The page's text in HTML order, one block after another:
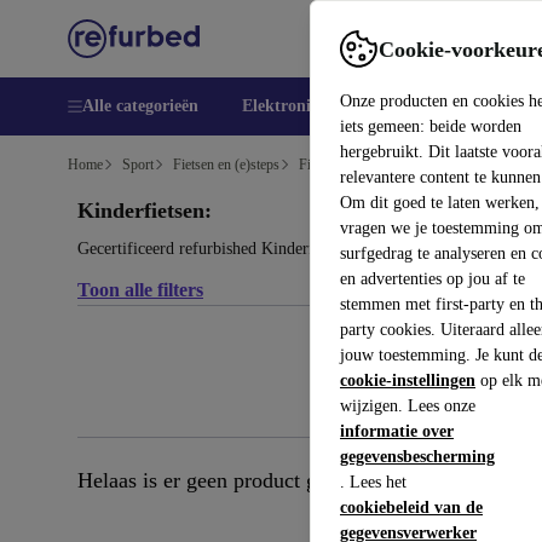
Cookie-
Onze producten en cookies
iets gemeen: beide worden
hergebruikt. Dit laatste
relevantere content te
Om dit goed te laten werken,
vragen we je toestemming
surfgedrag te analyseren en
en advertenties op jou af te
stemmen met first-party en
party cookies. Uiteraard
jouw toestemming. Je kunt
cookie-instellingen op elk
wijzigen. Lees onze
informatie over
gegevensbescherming
. Lees het
cookiebeleid van de
gegevensverwerker
Alle categorieën Elektronica Sport E-Bikes
Home Sport Fietsen en (e)steps Fietsen
Kinderfietsen:
Gecertificeerd refurbished Kinderfietsen onder 300€ – bespaar tot
Toon alle filters
Helaas is er geen product gevonden dat aan je